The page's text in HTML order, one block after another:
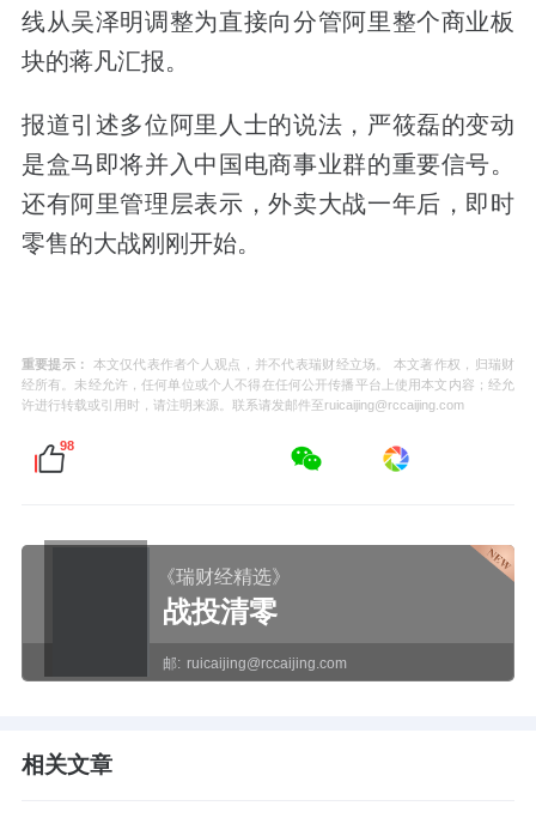
线从吴泽明调整为直接向分管阿里整个商业板
块的蒋凡汇报。
报道引述多位阿里人士的说法，严筱磊的变动
是盒马即将并入中国电商事业群的重要信号。
还有阿里管理层表示，外卖大战一年后，即时
零售的大战刚刚开始。
重要提示：
本文仅代表作者个人观点，并不代表瑞财经立场。 本文著作权，归瑞财
经所有。未经允许，任何单位或个人不得在任何公开传播平台上使用本文内容；经允
许进行转载或引用时，请注明来源。联系请发邮件至ruicaijing@rccaijing.com
98
《瑞财经精选》
战投清零
邮: ruicaijing@rccaijing.com
相关文章